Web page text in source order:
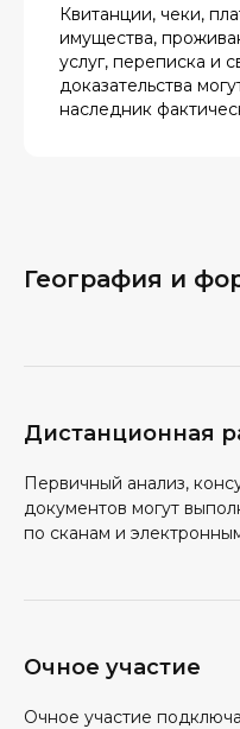
Квитанции, чеки,
имущества,
услуг, переписка и
доказательства
наследник
География и
Дистанционная
Первичный анализ,
документов могут
по сканам и
Очное участие
Очное участие